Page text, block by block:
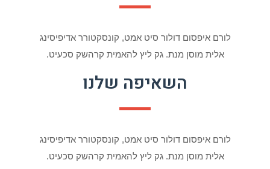
לורם איפסום דולור סיט אמט, קונסקטורר אדיפיסינג
אלית מוסן מנת. גק ליץ להאמית קרהשק סכעיט.
השאיפה שלנו
לורם איפסום דולור סיט אמט, קונסקטורר אדיפיסינג
אלית מוסן מנת. גק ליץ להאמית קרהשק סכעיט.